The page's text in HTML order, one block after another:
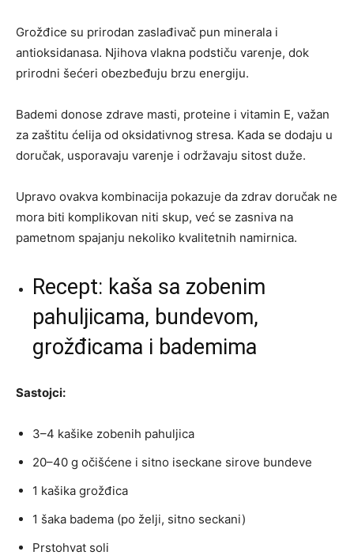
Grožđice su prirodan zaslađivač pun minerala i
antioksidanasa. Njihova vlakna podstiču varenje, dok
prirodni šećeri obezbeđuju brzu energiju.
Bademi donose zdrave masti, proteine i vitamin E, važan
za zaštitu ćelija od oksidativnog stresa. Kada se dodaju u
doručak, usporavaju varenje i održavaju sitost duže.
Upravo ovakva kombinacija pokazuje da zdrav doručak ne
mora biti komplikovan niti skup, već se zasniva na
pametnom spajanju nekoliko kvalitetnih namirnica.
Recept: kaša sa zobenim
pahuljicama, bundevom,
grožđicama i bademima
Sastojci:
3–4 kašike zobenih pahuljica
20–40 g očišćene i sitno iseckane sirove bundeve
1 kašika grožđica
1 šaka badema (po želji, sitno seckani)
Prstohvat soli